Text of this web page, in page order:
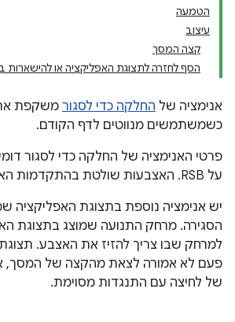
הטמעה
עיצוב
קצה המסך
הסף לחזרה לתצוגת האפליקציה או להישארות
אנימציה של החלקה כדי לסגורמשקפת
כשמשתמשים מנווטים לדף הקודם.
פרטי האנימציה של החלקה כדי לסגור
על RSB. האצבעות שולטת בהתקדמות האנימציה עד 50%.
יש אנימציה נוספת בתצוגת האפליקציה
הסגירה. מרחק התנועה שמוצג בתצוגת
למרחק שבו צריך להזיז את האצבע.
פעם לא אמורה לצאת מהקצה של המסך,
של לחיצה עם התנגדות מסוימת.